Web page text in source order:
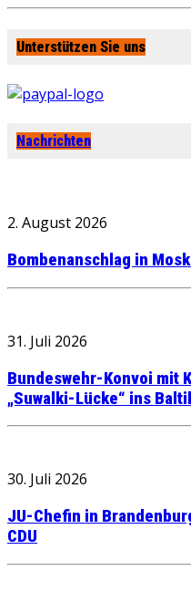
Unterstützen Sie uns
Nachrichten
2. August 2026
Bombenanschlag in
31. Juli 2026
Bundeswehr-Konvoi mit
„Suwalki-Lücke“ ins
30. Juli 2026
JU-Chefin in
CDU